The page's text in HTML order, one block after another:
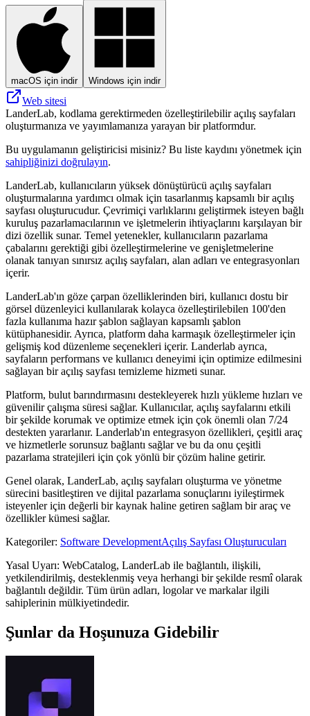
macOS için indir Windows için indir
Web sitesi
LanderLab, kodlama gerektirmeden özelleştirilebilir açılış sayfaları
oluşturmanıza ve yayımlamanıza yarayan bir platformdur.
Bu uygulamanın geliştiricisi misiniz? Bu liste kaydını yönetmek için
sahipliğinizi doğrulayın.
LanderLab, kullanıcıların yüksek dönüştürücü açılış sayfaları
oluşturmalarına yardımcı olmak için tasarlanmış kapsamlı bir açılış
sayfası oluşturucudur. Çevrimiçi varlıklarını geliştirmek isteyen bağlı
kuruluş pazarlamacılarının ve işletmelerin ihtiyaçlarını karşılayan bir
dizi özellik sunar. Temel yetenekler, kullanıcıların pazarlama
çabalarını gerektiği gibi özelleştirmelerine ve genişletmelerine
olanak tanıyan sınırsız açılış sayfaları, alan adları ve entegrasyonları
içerir.
LanderLab'ın göze çarpan özelliklerinden biri, kullanıcı dostu bir
görsel düzenleyici kullanılarak kolayca özelleştirilebilen 100'den
fazla kullanıma hazır şablon sağlayan kapsamlı şablon
kütüphanesidir. Ayrıca, platform daha karmaşık özelleştirmeler için
gelişmiş kod düzenleme seçenekleri içerir. Landerlab ayrıca,
sayfaların performans ve kullanıcı deneyimi için optimize edilmesini
sağlayan bir açılış sayfası temizleme hizmeti sunar.
Platform, bulut barındırmasını destekleyerek hızlı yükleme hızları ve
güvenilir çalışma süresi sağlar. Kullanıcılar, açılış sayfalarını etkili
bir şekilde korumak ve optimize etmek için çok önemli olan 7/24
destekten yararlanır. Landerlab'ın entegrasyon özellikleri, çeşitli araç
ve hizmetlerle sorunsuz bağlantı sağlar ve bu da onu çeşitli
pazarlama stratejileri için çok yönlü bir çözüm haline getirir.
Genel olarak, LanderLab, açılış sayfaları oluşturma ve yönetme
sürecini basitleştiren ve dijital pazarlama sonuçlarını iyileştirmek
isteyenler için değerli bir kaynak haline getiren sağlam bir araç ve
özellikler kümesi sağlar.
Kategoriler: Software DevelopmentAçılış Sayfası Oluşturucuları
Yasal Uyarı: WebCatalog, LanderLab ile bağlantılı, ilişkili,
yetkilendirilmiş, desteklenmiş veya herhangi bir şekilde resmî olarak
bağlantılı değildir. Tüm ürün adları, logolar ve markalar ilgili
sahiplerinin mülkiyetindedir.
Şunlar da Hoşunuza Gidebilir